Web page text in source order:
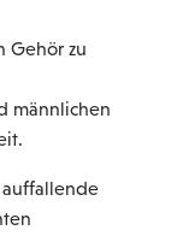
Gehör zu
männlichen
auffallende